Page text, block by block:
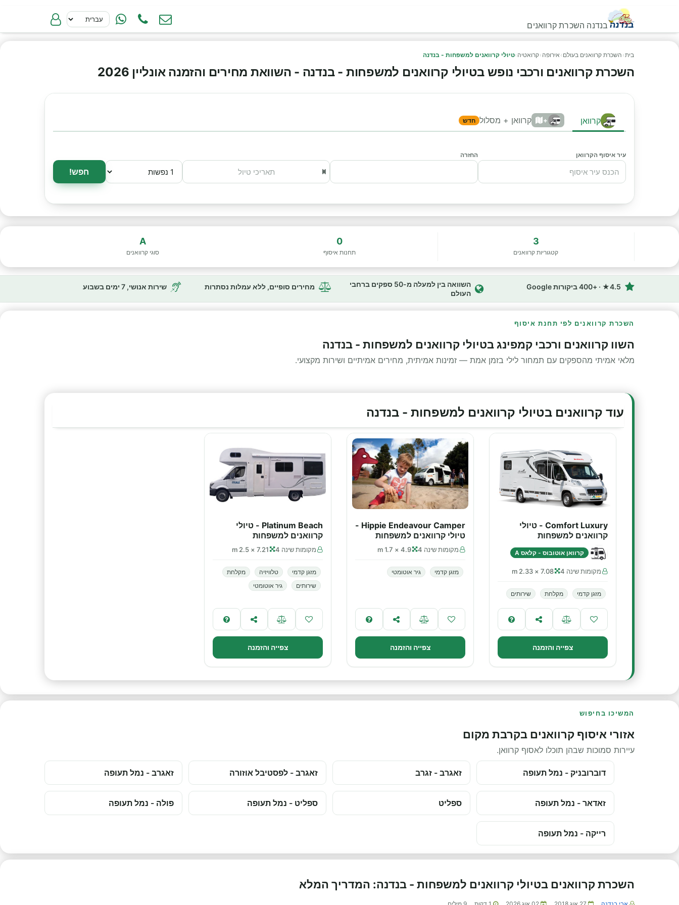
בנדנה השכרת קרוואנים
בית› השכרת קרוואנים בעולם › אירופה ›קרואטיה ›טיולי קרוואנים למשפחות - בנדנה
השכרת קרוואנים ורכבי נופש בטיולי קרוואנים למשפחות - בנדנה - השוואת מחירים והזמנה אונליין 2026
קרוואן + קרוואן + מסלול חדש
עיר איסוף הקרוואן החזרה
חפש!
3
קטגוריות קרוואנים
0
תחנות איסוף
A
סוגי קרוואנים
4.5★ · +400 ביקורות Google
השוואה בין למעלה מ-50 ספקים ברחבי
העולם
מחירים סופיים, ללא עמלות נסתרות שירות אנושי, 7 ימים בשבוע
השכרת קרוואנים לפי תחנת איסוף
השוו קרוואנים ורכבי קמפינג בטיולי קרוואנים למשפחות - בנדנה
מלאי אמיתי מהספקים עם תמחור לילי בזמן אמת — זמינות אמיתית, מחירים אמיתיים ושירות מקצועי.
עוד קרוואנים בטיולי קרוואנים למשפחות - בנדנה
Comfort Luxury - טיולי
קרוואנים למשפחות
קרוואן אוטובוס - קלאס A
מקומות שינה 4 7.08 × 2.33 m
מזגן קדמי מקלחת שירותים
צפייה והזמנה
Hippie Endeavour Camper -
טיולי קרוואנים למשפחות
מקומות שינה 4 4.9 × 1.7 m
מזגן קדמי גיר אוטומטי
צפייה והזמנה
Platinum Beach - טיולי
קרוואנים למשפחות
מקומות שינה 4 7.21 × 2.5 m
מזגן קדמי טלוויזיה
מקלחת
שירותים
גיר אוטומטי
צפייה והזמנה
המשיכו בחיפוש
אזורי איסוף קרוואנים בקרבת מקום
עיירות סמוכות שבהן תוכלו לאסוף קרוואן.
דוברובניק - נמל תעופה זאגרב - זגרב זאגרב - לפסטיבל אוזורה זאגרב - נמל תעופה
זאדאר - נמל תעופה ספליט ספליט - נמל תעופה פולה - נמל תעופה
רייקה - נמל תעופה
השכרת קרוואנים בטיולי קרוואנים למשפחות - בנדנה: המדריך המלא